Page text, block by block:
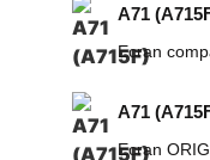
A71
Ecran
A71
Ecran